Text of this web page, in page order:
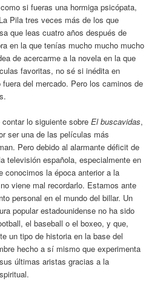
si fueras una hormiga psicópata,
Pila tres veces más de los que
que leas cuatro años después de
en la que tenías mucho mucho mucho
de acercarme a la novela en la que
favoritas, no sé si inédita en
del mercado. Pero los caminos de
lo siguiente sobreEl buscavidas,
ser una de las películas más
Pero debido al alarmante déficit de
televisión española, especialmente en
conocimos la época anterior a la
viene mal recordarlo. Estamos ante
personal en el mundo del billar. Un
popular estadounidense no ha sido
el baseball o el boxeo, y que,
un tipo de historia en la base del
hecho a sí mismo que experimenta
últimas aristas gracias a la